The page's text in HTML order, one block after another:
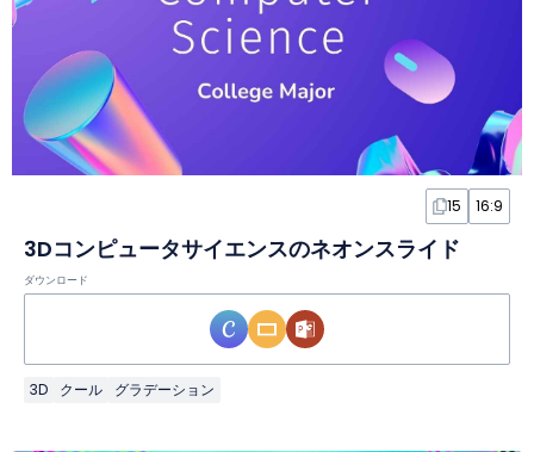
15 16:9
3Dコンピュータサイエンスのネオンスライド
ダウンロード
3D クール グラデーション